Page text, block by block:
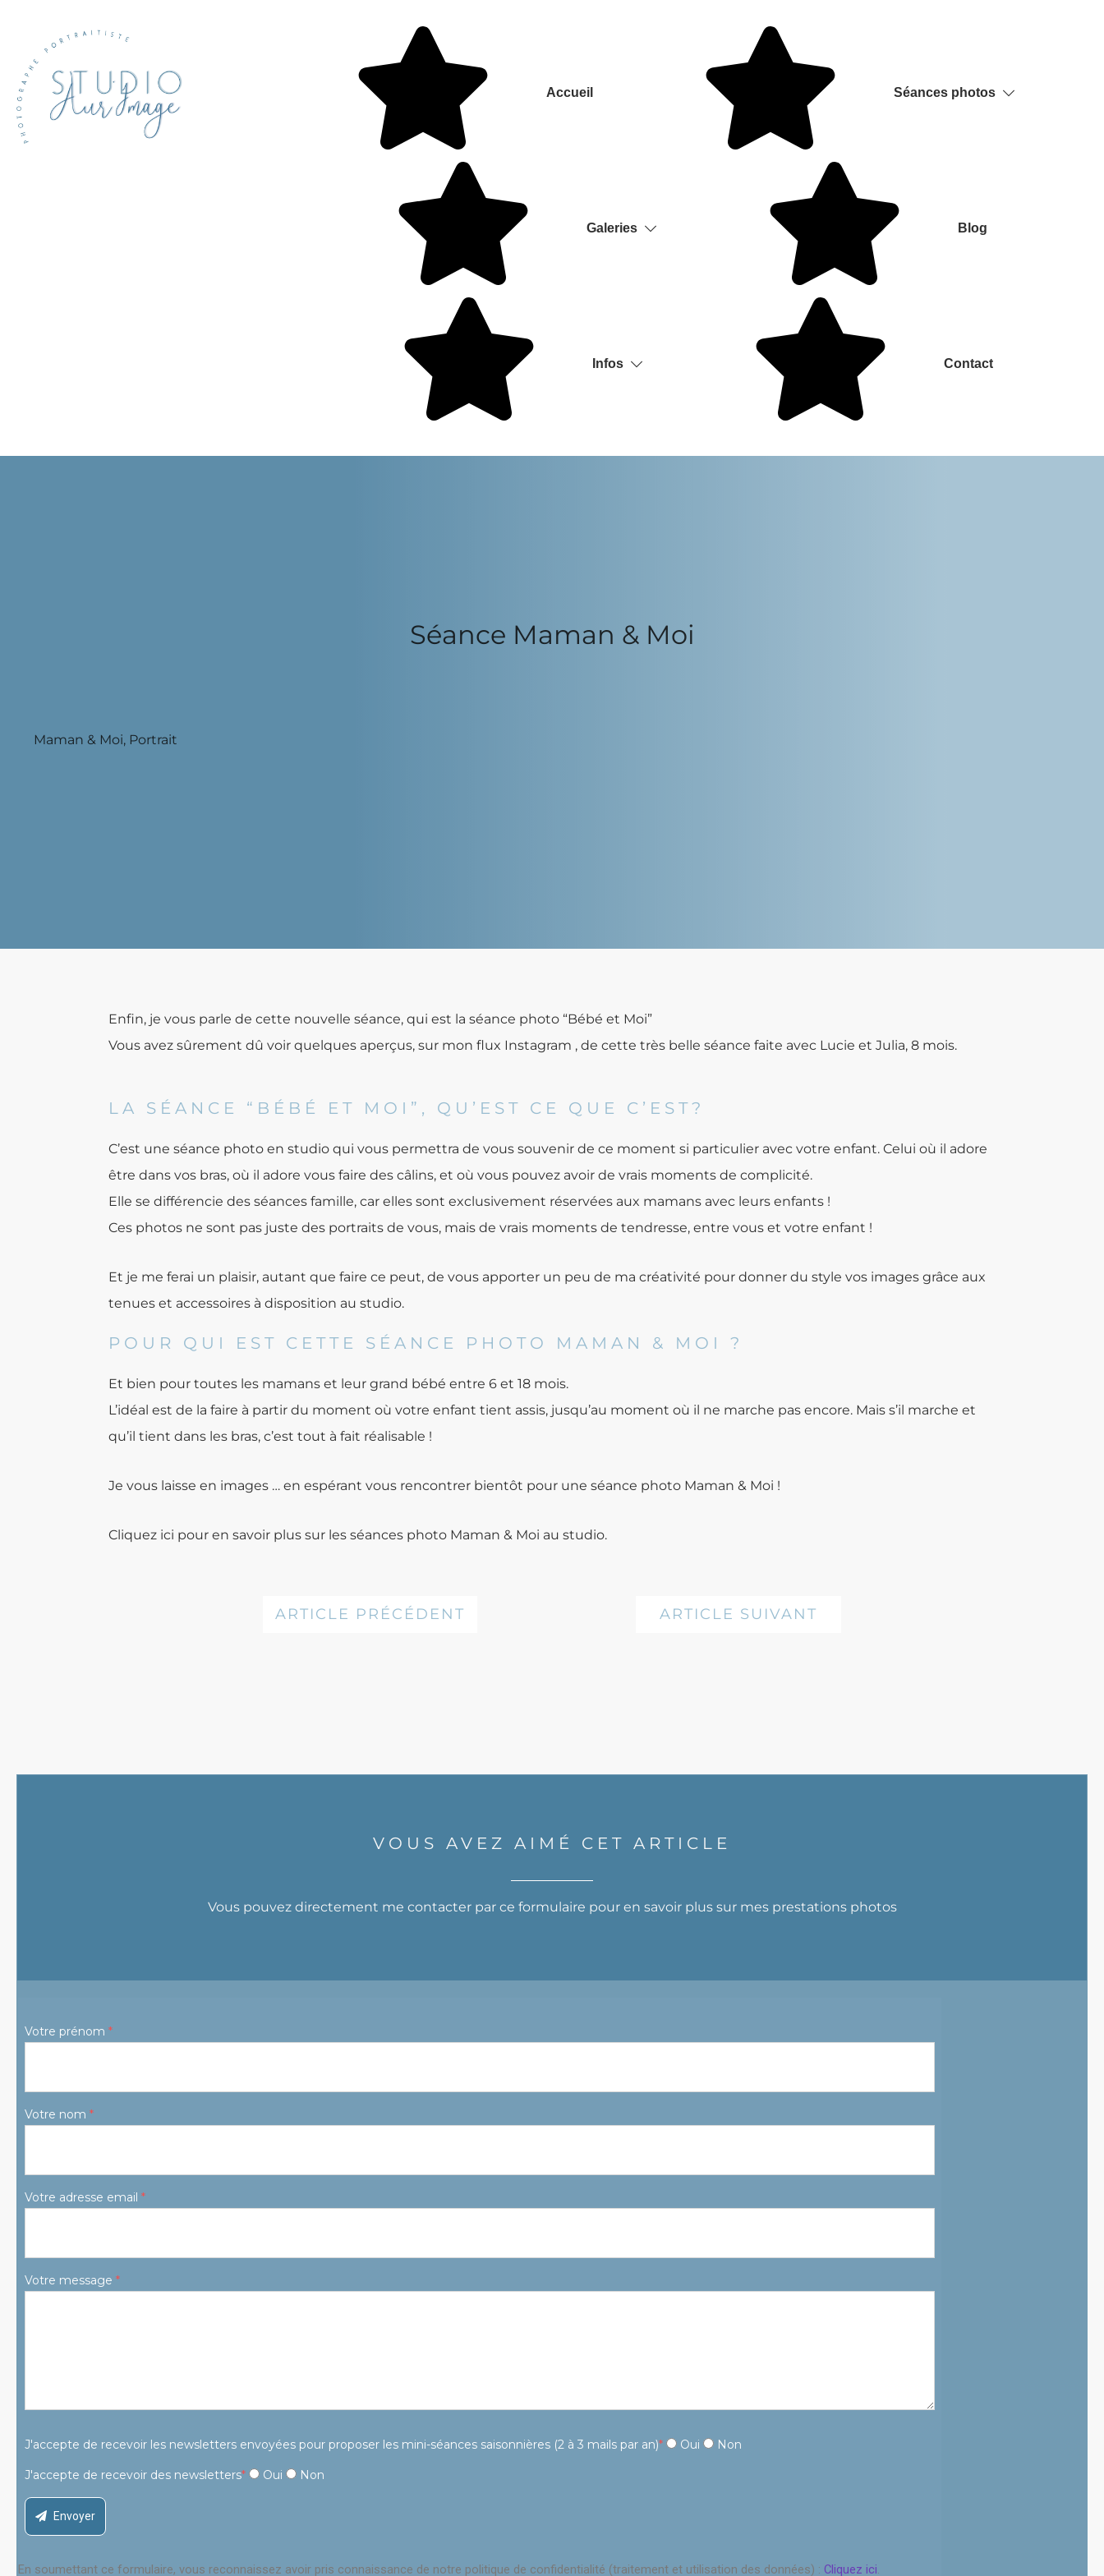
Accueil Séances photos
Galeries Blog
Infos Contact
Séance Maman & Moi
Maman & Moi, Portrait
Enfin, je vous parle de cette nouvelle séance, qui est la séance photo “Bébé et Moi”
Vous avez sûrement dû voir quelques aperçus, sur mon flux Instagram , de cette très belle séance faite avec Lucie et Julia, 8 mois.
LA SÉANCE “BÉBÉ ET MOI”, QU’EST CE QUE C’EST?
C’est une séance photo en studio qui vous permettra de vous souvenir de ce moment si particulier avec votre enfant. Celui où il adore
être dans vos bras, où il adore vous faire des câlins, et où vous pouvez avoir de vrais moments de complicité.
Elle se différencie des séances famille, car elles sont exclusivement réservées aux mamans avec leurs enfants !
Ces photos ne sont pas juste des portraits de vous, mais de vrais moments de tendresse, entre vous et votre enfant !
Et je me ferai un plaisir, autant que faire ce peut, de vous apporter un peu de ma créativité pour donner du style vos images grâce aux
tenues et accessoires à disposition au studio.
POUR QUI EST CETTE SÉANCE PHOTO MAMAN & MOI ?
Et bien pour toutes les mamans et leur grand bébé entre 6 et 18 mois.
L’idéal est de la faire à partir du moment où votre enfant tient assis, jusqu’au moment où il ne marche pas encore. Mais s’il marche et
qu’il tient dans les bras, c’est tout à fait réalisable !
Je vous laisse en images … en espérant vous rencontrer bientôt pour une séance photo Maman & Moi !
Cliquez ici pour en savoir plus sur les séances photo Maman & Moi au studio.
ARTICLE PRÉCÉDENT ARTICLE SUIVANT
VOUS AVEZ AIMÉ CET ARTICLE
Vous pouvez directement me contacter par ce formulaire pour en savoir plus sur mes prestations photos